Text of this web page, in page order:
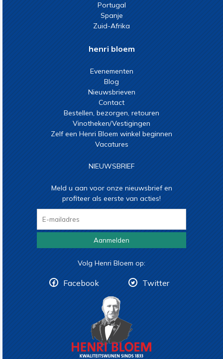
Portugal
Spanje
Zuid-Afrika
henri bloem
Evenementen
Blog
Nieuwsbrieven
Contact
Bestellen, bezorgen, retouren
Vinotheken/Vestigingen
Zelf een Henri Bloem winkel beginnen
Vacatures
NIEUWSBRIEF
Meld u aan voor onze nieuwsbrief en
profiteer als eerste van acties!
Aanmelden
Volg Henri Bloem op:
Facebook Twitter